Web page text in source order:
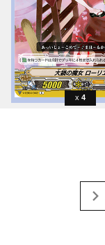
4